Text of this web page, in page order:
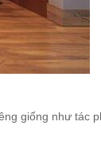
giống như tác